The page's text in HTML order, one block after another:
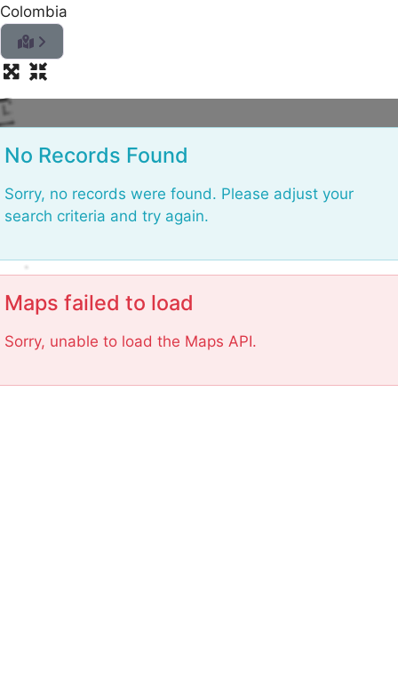
Colombia
No Records Found
Sorry, no records were found. Please adjust your
search criteria and try again.
Maps failed to load
Sorry, unable to load the Maps API.